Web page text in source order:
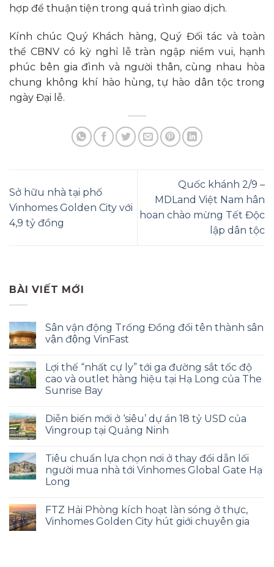
hợp để thuận tiện trong quá trình giao dịch.
Kính chúc Quý Khách hàng, Quý Đối tác và toàn
thể CBNV có kỳ nghỉ lễ tràn ngập niềm vui, hạnh
phúc bên gia đình và người thân, cùng nhau hòa
chung không khí hào hùng, tự hào dân tộc trong
ngày Đại lễ.
Sở hữu nhà tại phố
Vinhomes Golden City với
4,9 tỷ đồng
Quốc khánh 2/9 –
MDLand Việt Nam hân
hoan chào mừng Tết Độc
lập dân tộc
BÀI VIẾT MỚI
Sân vận động Trống Đồng đổi tên thành sân
vận động VinFast
Lợi thế “nhất cự ly” tới ga đường sắt tốc độ
cao và outlet hàng hiệu tại Hạ Long của The
Sunrise Bay
Diễn biến mới ở ‘siêu’ dự án 18 tỷ USD của
Vingroup tại Quảng Ninh
Tiêu chuẩn lựa chọn nơi ở thay đổi dẫn lối
người mua nhà tới Vinhomes Global Gate Hạ
Long
FTZ Hải Phòng kích hoạt làn sóng ở thực,
Vinhomes Golden City hút giới chuyên gia